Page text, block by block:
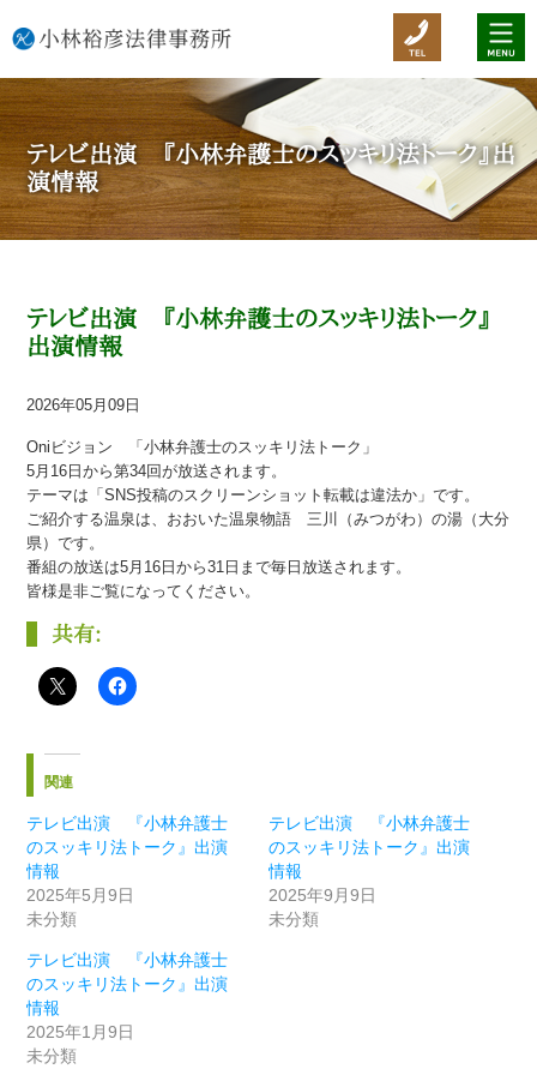
テレビ出演 『小林弁護士のスッキリ法トーク』出
演情報
テレビ出演 『小林弁護士のスッキリ法トーク』
出演情報
2026年05月09日
Oniビジョン 「小林弁護士のスッキリ法トーク」
5月16日から第34回が放送されます。
テーマは「SNS投稿のスクリーンショット転載は違法か」です。
ご紹介する温泉は、おおいた温泉物語 三川（みつがわ）の湯（大分
県）です。
番組の放送は5月16日から31日まで毎日放送されます。
皆様是非ご覧になってください。
共有:
関連
テレビ出演 『小林弁護士
のスッキリ法トーク』出演
情報
2025年5月9日
未分類
テレビ出演 『小林弁護士
のスッキリ法トーク』出演
情報
2025年9月9日
未分類
テレビ出演 『小林弁護士
のスッキリ法トーク』出演
情報
2025年1月9日
未分類